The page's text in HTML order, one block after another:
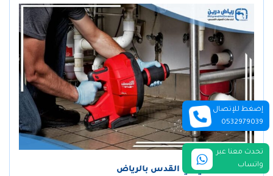
تسليك مجاري حي القدس بالرياض
إضغط للإتصال
0532979039
تحدث معنا عبر
واتساب